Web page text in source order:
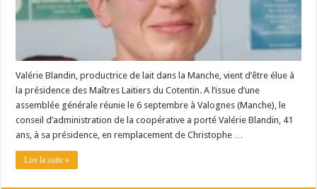
Valérie Blandin, productrice de lait dans la Manche, vient d’être élue à
la présidence des Maîtres Laitiers du Cotentin. A l’issue d’une
assemblée générale réunie le 6 septembre à Valognes (Manche), le
conseil d’administration de la coopérative a porté Valérie Blandin, 41
ans, à sa présidence, en remplacement de Christophe …
Lire la suite »